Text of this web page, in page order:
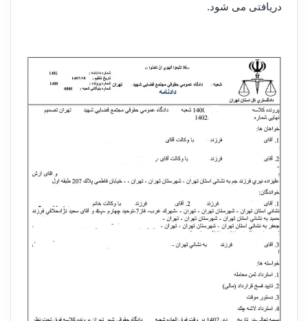
دریافتی می شود.